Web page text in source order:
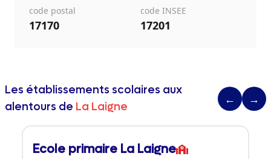
code postal
17170
code INSEE
17201
Les établissements scolaires aux
alentours de La Laigne
← →
Ecole primaire La Laigne